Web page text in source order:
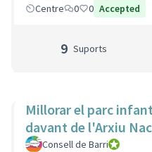
Centre
0 0 Accepted
9 Suports
Millorar el parc
davant de l'Arxiu
Consell de BarriConsell de